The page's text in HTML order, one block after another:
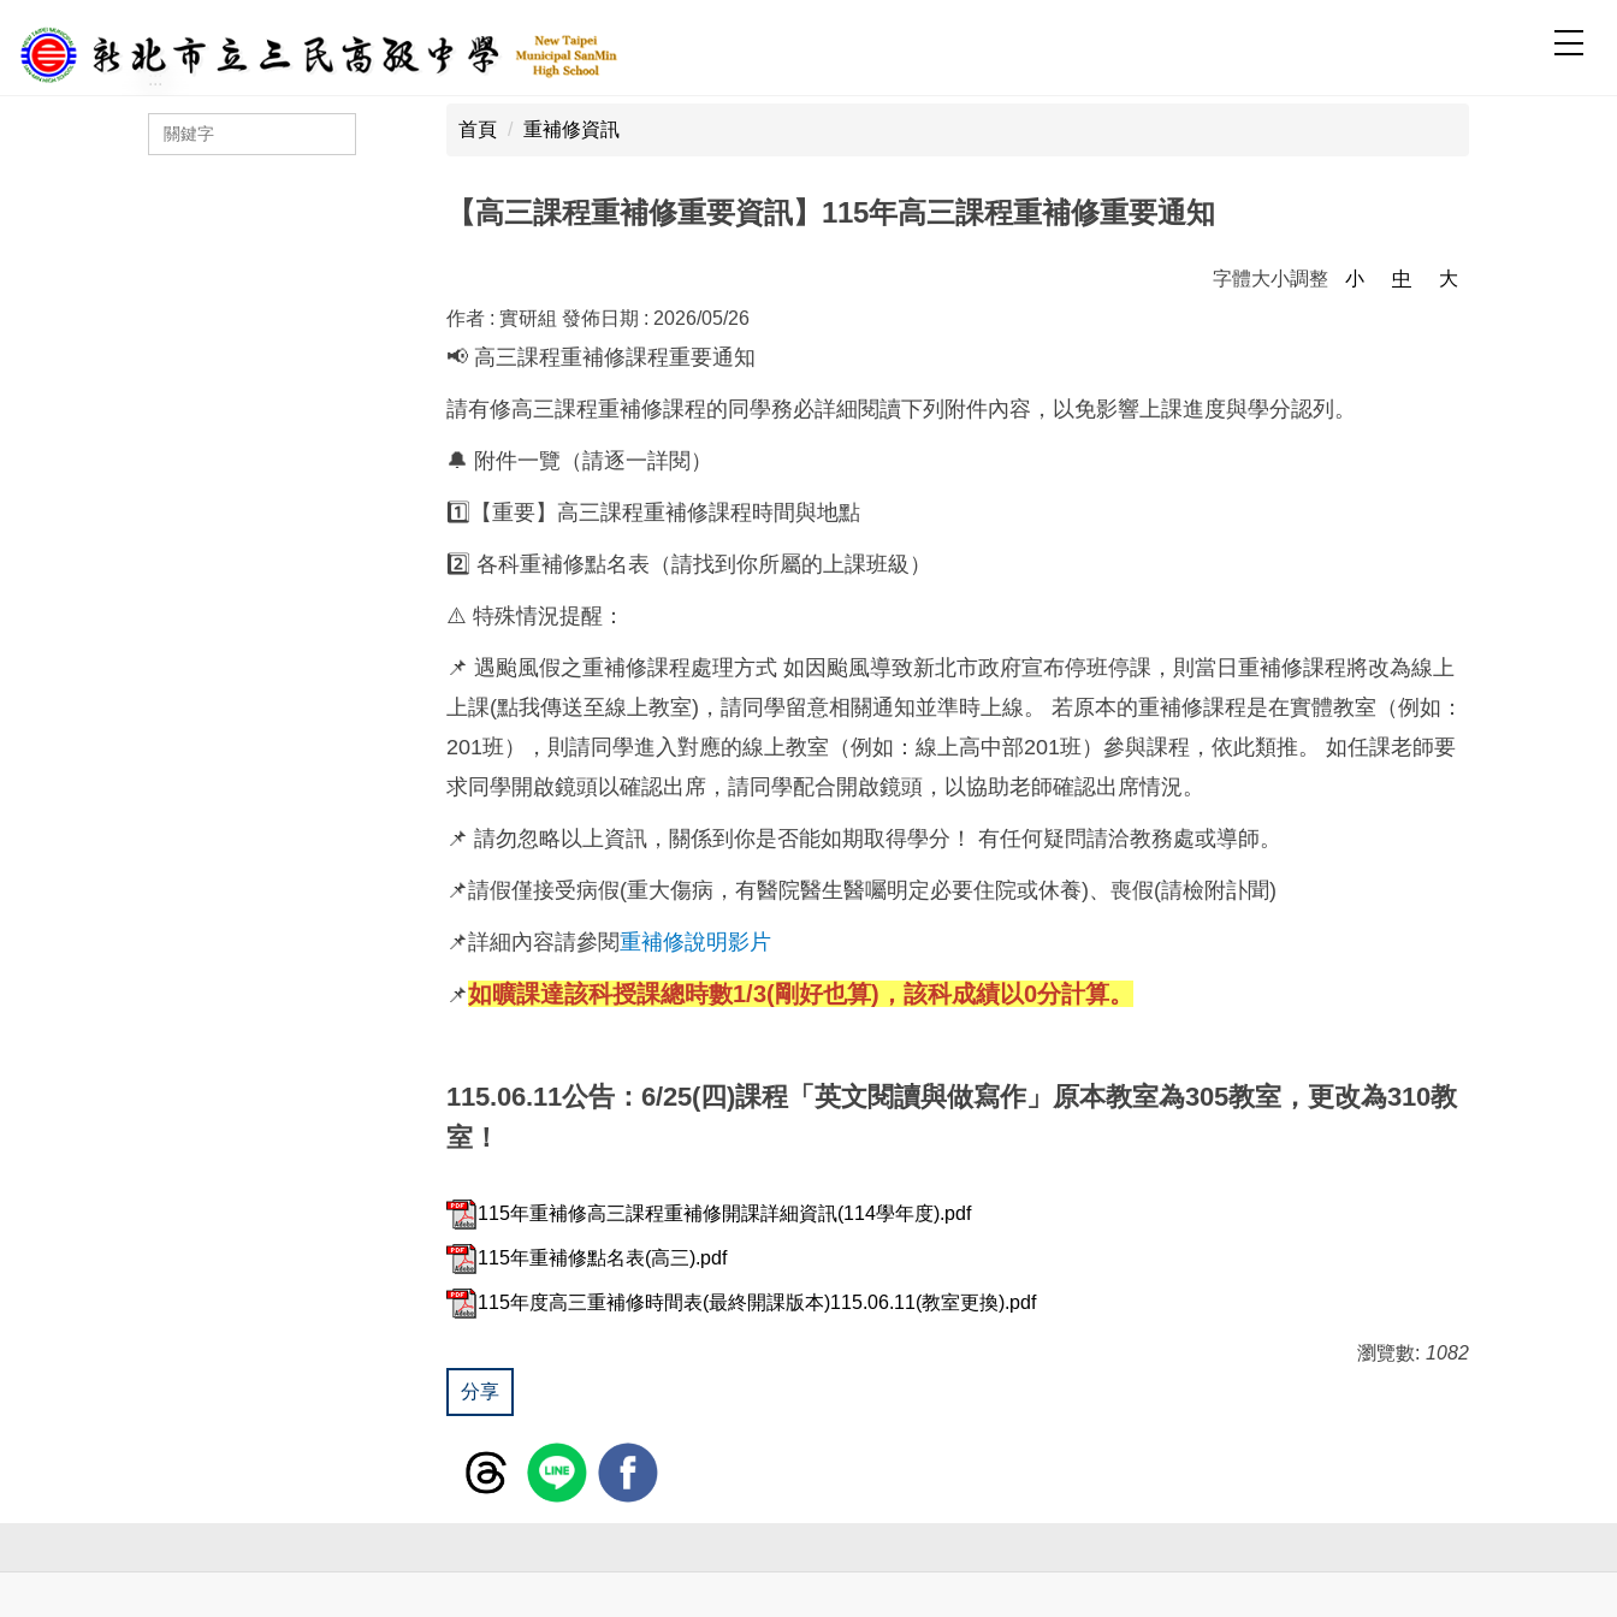
到
主
:::
首頁 重補修資訊
【高三課程重補修重要資訊】115年高三課程重補修重要通知
字體大小調整 小 中
大
作者 :實研組發佈日期 : 2026/05/26
📢 高三課程重補修課程重要通知
請有修高三課程重補修課程的同學務必詳細閱讀下列附件內容，以免影響上課進度與學分認列。
🔔 附件一覽（請逐一詳閱）
1️⃣【重要】高三課程重補修課程時間與地點
2️⃣ 各科重補修點名表（請找到你所屬的上課班級）
⚠️ 特殊情況提醒：
📌 遇颱風假之重補修課程處理方式 如因颱風導致新北市政府宣布停班停課，則當日重補修課程將改為線上
上課(點我傳送至線上教室)，請同學留意相關通知並準時上線。 若原本的重補修課程是在實體教室（例如：
201班），則請同學進入對應的線上教室（例如：線上高中部201班）參與課程，依此類推。 如任課老師要
求同學開啟鏡頭以確認出席，請同學配合開啟鏡頭，以協助老師確認出席情況。
📌 請勿忽略以上資訊，關係到你是否能如期取得學分！ 有任何疑問請洽教務處或導師。
📌請假僅接受病假(重大傷病，有醫院醫生醫囑明定必要住院或休養)、喪假(請檢附訃聞)
📌詳細內容請參閱重補修說明影片
📌如曠課達該科授課總時數1/3(剛好也算)，該科成績以0分計算。
115.06.11公告：6/25(四)課程「英文閱讀與做寫作」原本教室為305教室，更改為310教
室！
115年重補修高三課程重補修開課詳細資訊(114學年度).pdf
115年重補修點名表(高三).pdf
115年度高三重補修時間表(最終開課版本)115.06.11(教室更換).pdf
瀏覽數: 1082
分享